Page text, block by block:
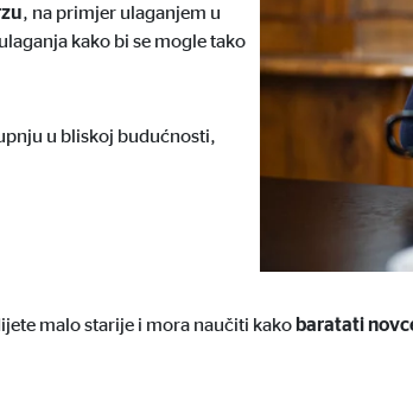
, na primjer ulaganjem u
kako bi se mogle tako
u bliskoj budućnosti,
malo starije i mora naučiti kakobaratati